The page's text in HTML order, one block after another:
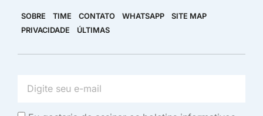
SOBRE TIME CONTATO WHATSAPP
SITE MAP
PRIVACIDADE
ÚLTIMAS